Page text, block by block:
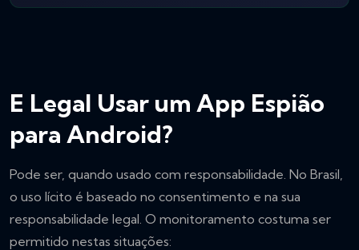
E Legal Usar um App Espião
para Android?
Pode ser, quando usado com responsabilidade. No Brasil,
o uso lícito é baseado no consentimento e na sua
responsabilidade legal. O monitoramento costuma ser
permitido nestas situações: